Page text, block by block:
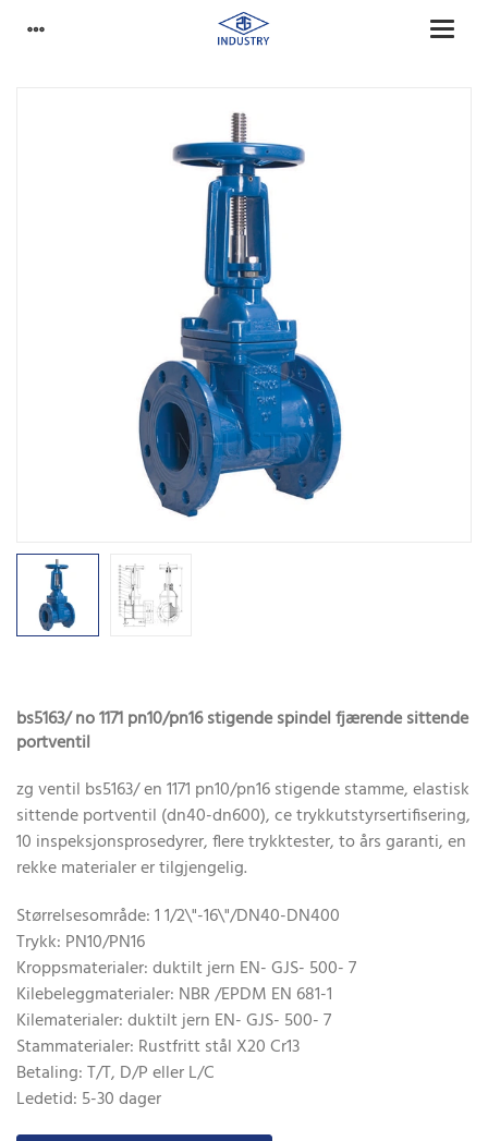
bs5163/ no 1171 pn10/pn16 stigende spindel fjærende sittende
portventil
zg ventil bs5163/ en 1171 pn10/pn16 stigende stamme, elastisk
sittende portventil (dn40-dn600), ce trykkutstyrsertifisering,
10 inspeksjonsprosedyrer, flere trykktester, to års garanti, en
rekke materialer er tilgjengelig.
Størrelsesområde: 1 1/2\"-16\"/DN40-DN400
Trykk: PN10/PN16
Kroppsmaterialer: duktilt jern EN- GJS- 500- 7
Kilebeleggmaterialer: NBR /EPDM EN 681-1
Kilematerialer: duktilt jern EN- GJS- 500- 7
Stammaterialer: Rustfritt stål X20 Cr13
Betaling: T/T, D/P eller L/C
Ledetid: 5-30 dager